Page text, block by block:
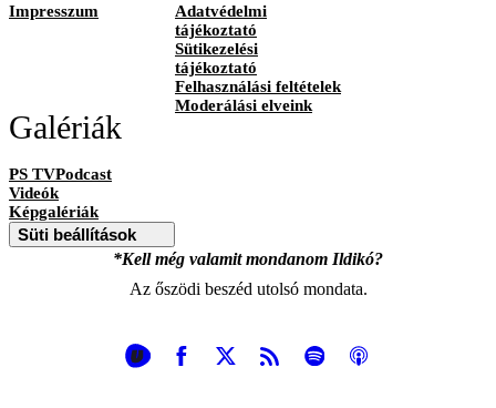
Impresszum
Adatvédelmi
tájékoztató
Sütikezelési
tájékoztató
Felhasználási feltételek
Moderálási elveink
Galériák
PS TVPodcast
Videók
Képgalériák
Süti beállítások
*Kell még valamit mondanom Ildikó?
Az őszödi beszéd utolsó mondata.